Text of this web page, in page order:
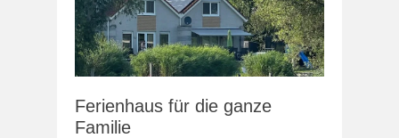
Ferienhaus für die ganze
Familie